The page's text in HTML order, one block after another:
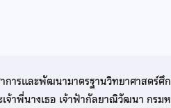
การและพัฒนามาตรฐานวิทยาศาสตร์ศึ
จ้าพี่นางเธอ เจ้าฟ้ากัลยาณิวัฒนา กรม